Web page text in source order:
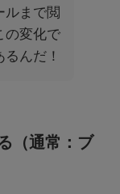
ルまで閲
の変化で
んだ！
（通常：ブ